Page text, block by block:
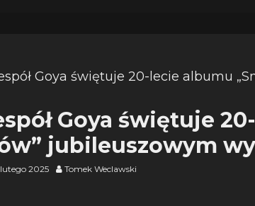
Goya świętuje
jubileuszowym
2025 Tomek Weclawski